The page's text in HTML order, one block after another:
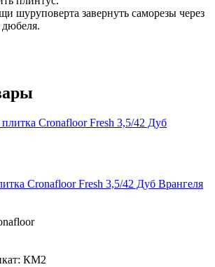
шуруповерта завернуть саморезы через
Cronafloor Fresh 3,5/42 Дуб Врангеля
КМ2